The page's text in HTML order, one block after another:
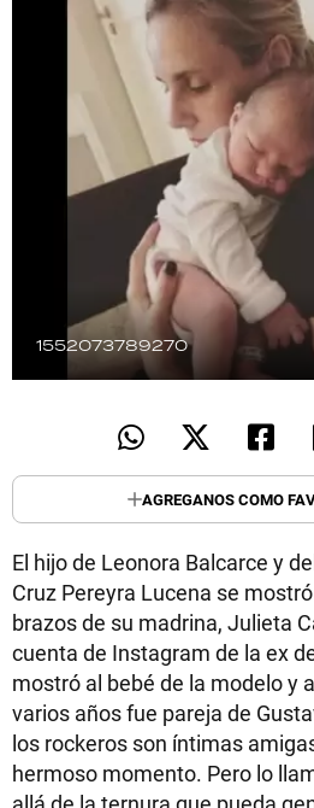
1552073789270
AGREGANOS COMO
El hijo de Leonora Balcarce y
Cruz Pereyra Lucena se
brazos de su madrina, Julieta
cuenta de Instagram de la ex
mostró al bebé de la modelo y
varios años fue pareja de
los rockeros son íntimas
hermoso momento. Pero lo
RECETAS
PALABRAS
HORÓSCOPO